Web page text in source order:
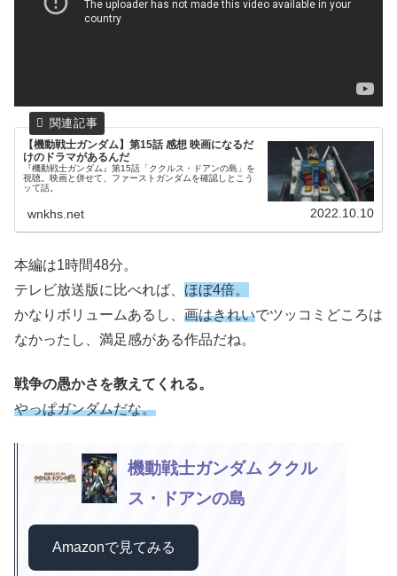
【機動戦士ガンダム】第15話 感想 映画になるだ
けのドラマがあるんだ
『機動戦士ガンダム』第15話「ククルス・ドアンの島」を
視聴。映画と併せて、ファーストガンダムを確認しとこう
ッて話。
wnkhs.net 2022.10.10
本編は1時間48分。
テレビ放送版に比べれば、 ほぼ4倍。
かなりボリュームあるし、 画はきれいでツッコミどころは
なかったし、満足感がある作品だね。
戦争の愚かさを教えてくれる。
やっぱガンダムだな。
機動戦士ガンダム ククル
ス・ドアンの島
Amazonで見てみる